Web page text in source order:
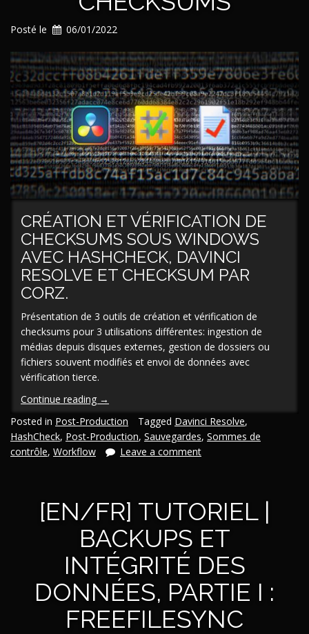
Posté le 06/01/2022
CRÉATION ET VÉRIFICATION DE
CHECKSUMS SOUS WINDOWS
AVEC HASHCHECK, DAVINCI
RESOLVE ET CHECKSUM PAR
CORZ.
Présentation de 3 outils de création et vérification de
checksums pour 3 utilisations différentes: ingestion de
médias depuis disques externes, gestion de dossiers ou
fichiers souvent modifiés et envoi de données avec
vérification tierce.
Continue reading « [En/Fr]
Tutoriel
|
Backups
et
données,
partie
II :
Checksums »
→
Posted in Post-Production Tagged Davinci Resolve,
HashCheck, Post-Production, Sauvegardes, Sommes de
contrôle, Workflow Leave a comment
[EN/FR] TUTORIEL |
BACKUPS ET
INTÉGRITÉ DES
DONNÉES, PARTIE I :
FREEFILESYNC